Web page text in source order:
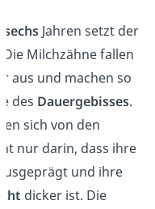
sechs Jahren setzt der
Die Milchzähne fallen
aus und machen so
des Dauergebisses.
sich von den
nur darin, dass ihre
und ihre
dicker ist. Die